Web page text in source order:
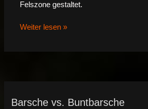
Felszone gestaltet.
Weiter lesen »
Barsche vs. Buntbarsche